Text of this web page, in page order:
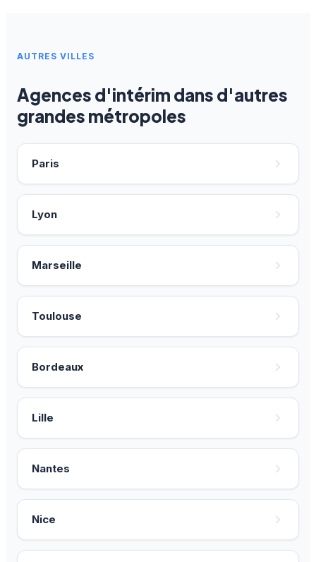
AUTRES VILLES
Agences d'intérim dans d'autres
grandes métropoles
Paris
Lyon
Marseille
Toulouse
Bordeaux
Lille
Nantes
Nice